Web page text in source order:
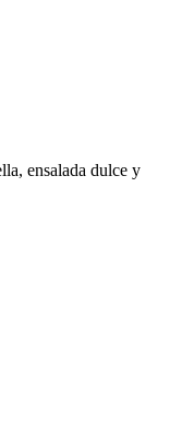
ensalada dulce y